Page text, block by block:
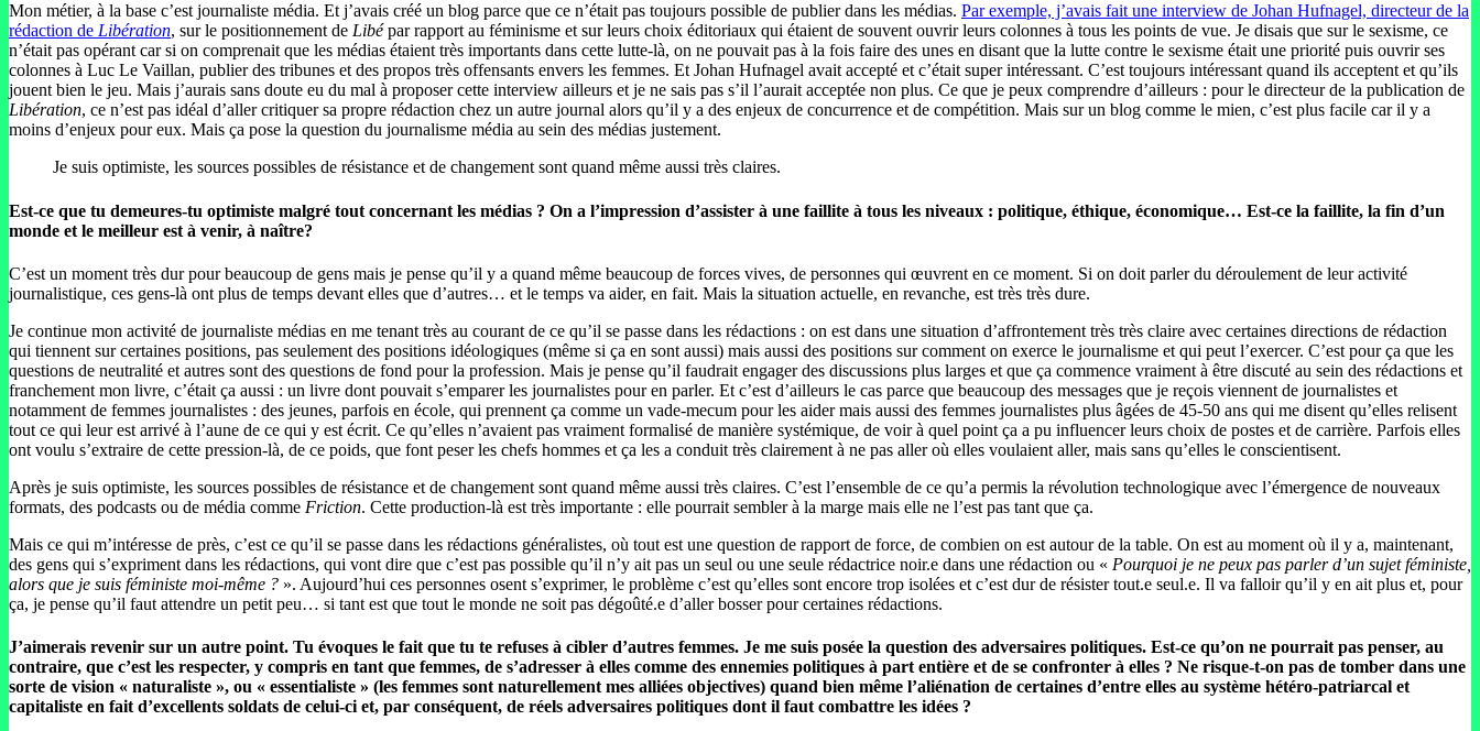
Mon métier, à la base c’est journaliste média. Et j’avais créé un blog parce que ce n’était pas toujours possible de publier dans les médias. Par exemple, j’avais fait une interview de Johan Hufnagel, directeur de la
rédaction de Libération, sur le positionnement de Libépar rapport au féminisme et sur leurs choix éditoriaux qui étaient de souvent ouvrir leurs colonnes à tous les points de vue. Je disais que sur le sexisme, ce
n’était pas opérant car si on comprenait que les médias étaient très importants dans cette lutte-là, on ne pouvait pas à la fois faire des unes en disant que la lutte contre le sexisme était une priorité puis ouvrir ses
colonnes à Luc Le Vaillan, publier des tribunes et des propos très offensants envers les femmes. Et Johan Hufnagel avait accepté et c’était super intéressant. C’est toujours intéressant quand ils acceptent et qu’ils
jouent bien le jeu. Mais j’aurais sans doute eu du mal à proposer cette interview ailleurs et je ne sais pas s’il l’aurait acceptée non plus. Ce que je peux comprendre d’ailleurs : pour le directeur de la publication de
Libération, ce n’est pas idéal d’aller critiquer sa propre rédaction chez un autre journal alors qu’il y a des enjeux de concurrence et de compétition. Mais sur un blog comme le mien, c’est plus facile car il y a
moins d’enjeux pour eux. Mais ça pose la question du journalisme média au sein des médias justement.
Je suis optimiste, les sources possibles de résistance et de changement sont quand même aussi très claires.
Est-ce que tu demeures-tu optimiste malgré tout concernant les médias ? On a l’impression d’assister à une faillite à tous les niveaux : politique, éthique, économique… Est-ce la faillite, la fin d’un
monde et le meilleur est à venir, à naître?
C’est un moment très dur pour beaucoup de gens mais je pense qu’il y a quand même beaucoup de forces vives, de personnes qui œuvrent en ce moment. Si on doit parler du déroulement de leur activité
journalistique, ces gens-là ont plus de temps devant elles que d’autres… et le temps va aider, en fait. Mais la situation actuelle, en revanche, est très très dure.
Je continue mon activité de journaliste médias en me tenant très au courant de ce qu’il se passe dans les rédactions : on est dans une situation d’affrontement très très claire avec certaines directions de rédaction
qui tiennent sur certaines positions, pas seulement des positions idéologiques (même si ça en sont aussi) mais aussi des positions sur comment on exerce le journalisme et qui peut l’exercer. C’est pour ça que les
questions de neutralité et autres sont des questions de fond pour la profession. Mais je pense qu’il faudrait engager des discussions plus larges et que ça commence vraiment à être discuté au sein des rédactions et
franchement mon livre, c’était ça aussi : un livre dont pouvait s’emparer les journalistes pour en parler. Et c’est d’ailleurs le cas parce que beaucoup des messages que je reçois viennent de journalistes et
notamment de femmes journalistes : des jeunes, parfois en école, qui prennent ça comme un vade-mecum pour les aider mais aussi des femmes journalistes plus âgées de 45-50 ans qui me disent qu’elles relisent
tout ce qui leur est arrivé à l’aune de ce qui y est écrit. Ce qu’elles n’avaient pas vraiment formalisé de manière systémique, de voir à quel point ça a pu influencer leurs choix de postes et de carrière. Parfois elles
ont voulu s’extraire de cette pression-là, de ce poids, que font peser les chefs hommes et ça les a conduit très clairement à ne pas aller où elles voulaient aller, mais sans qu’elles le conscientisent.
Après je suis optimiste, les sources possibles de résistance et de changement sont quand même aussi très claires. C’est l’ensemble de ce qu’a permis la révolution technologique avec l’émergence de nouveaux
formats, des podcasts ou de média comme Friction. Cette production-là est très importante : elle pourrait sembler à la marge mais elle ne l’est pas tant que ça.
Mais ce qui m’intéresse de près, c’est ce qu’il se passe dans les rédactions généralistes, où tout est une question de rapport de force, de combien on est autour de la table. On est au moment où il y a, maintenant,
des gens qui s’expriment dans les rédactions, qui vont dire que c’est pas possible qu’il n’y ait pas un seul ou une seule rédactrice noir.e dans une rédaction ou « Pourquoi je ne peux pas parler d’un sujet féministe,
alors que je suis féministe moi-même ? ». Aujourd’hui ces personnes osent s’exprimer, le problème c’est qu’elles sont encore trop isolées et c’est dur de résister tout.e seul.e. Il va falloir qu’il y en ait plus et, pour
ça, je pense qu’il faut attendre un petit peu… si tant est que tout le monde ne soit pas dégoûté.e d’aller bosser pour certaines rédactions.
J’aimerais revenir sur un autre point. Tu évoques le fait que tu te refuses à cibler d’autres femmes. Je me suis posée la question des adversaires politiques. Est-ce qu’on ne pourrait pas penser, au
contraire, que c’est les respecter, y compris en tant que femmes, de s’adresser à elles comme des ennemies politiques à part entière et de se confronter à elles ? Ne risque-t-on pas de tomber dans une
sorte de vision « naturaliste », ou « essentialiste » (les femmes sont naturellement mes alliées objectives) quand bien même l’aliénation de certaines d’entre elles au système hétéro-patriarcal et
capitaliste en fait d’excellents soldats de celui-ci et, par conséquent, de réels adversaires politiques dont il faut combattre les idées ?